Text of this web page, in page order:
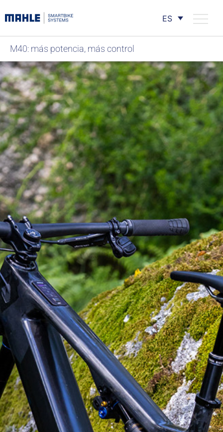
ES
M40: más potencia, más control